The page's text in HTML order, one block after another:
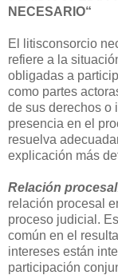
NECESARIO“
El litisconsorcio
refiere a la
obligadas a
como partes
de sus derechos o
presencia en el
resuelva
explicación más
Relación
relación procesal
proceso judicial.
común en el
intereses están
participación